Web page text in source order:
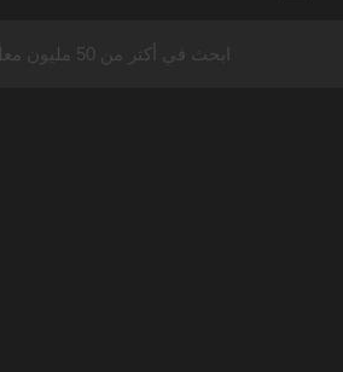
ابحث في أكثر من 50 مليون معلومة قانونية